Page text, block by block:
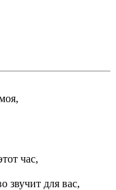
час,
звучит для вас,